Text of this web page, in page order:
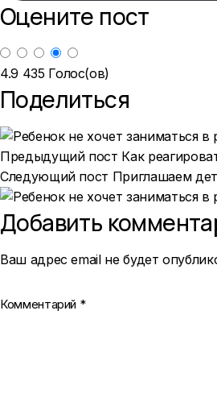
Оцените пост
4.9 435 Голос(ов)
Поделиться
Предыдущий пост Как
Следующий пост Приглашаем
Добавить
Ваш адрес email не будет
Комментарий *